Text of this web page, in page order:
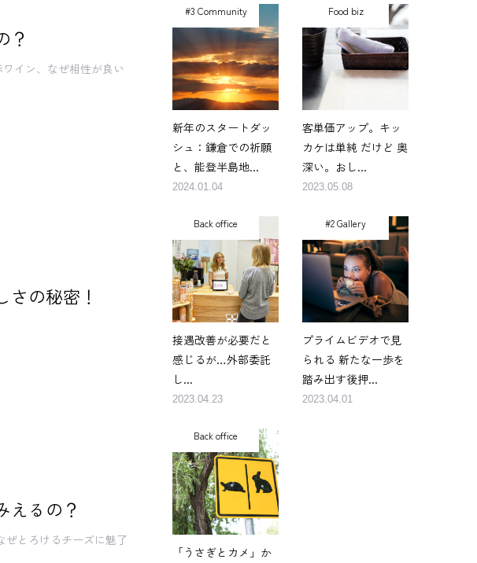
？
イン、なぜ相性が良い
の秘密！
えるの？
ぜとろけるチーズに魅了
#3 Community
新年のスタートダッ
シュ：鎌倉での祈願
と、能登半島地...
2024.01.04
Food biz
客単価アップ。キッ
カケは単純 だけど 奥
深い。おし...
2023.05.08
Back office
接遇改善が必要だと
感じるが…外部委託
し...
2023.04.23
#2 Gallery
プライムビデオで見
られる 新たな一歩を
踏み出す後押...
2023.04.01
Back office
「うさぎとカメ」か